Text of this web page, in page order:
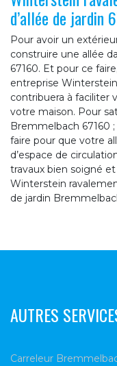
d’allée de jardin
Pour avoir un
construire une allée
67160. Et pour ce
entreprise
contribuera à faciliter
votre maison. Pour
Bremmelbach 67160
faire pour que votre
d’espace de
travaux bien soigné
Winterstein
de jardin
AUTRES
Carreleur